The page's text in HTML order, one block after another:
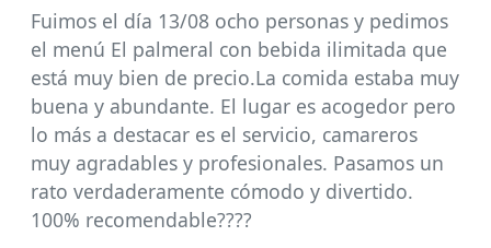
Fuimos el día 13/08 ocho personas y pedimos
el menú El palmeral con bebida ilimitada que
está muy bien de precio.La comida estaba muy
buena y abundante. El lugar es acogedor pero
lo más a destacar es el servicio, camareros
muy agradables y profesionales. Pasamos un
rato verdaderamente cómodo y divertido.
100% recomendable????